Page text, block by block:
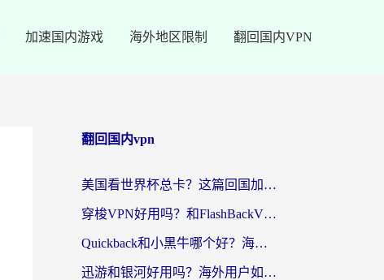
加速国内游戏 海外地区限制 翻回国内VPN
翻回国内vpn
美国看世界杯总卡？这篇回国加速器指南帮你无缝刷国内资源（附苹果手机VPN设置步骤）
穿梭VPN好用吗？和FlashBackVPN对比哪个回国效果更好？
Quickback和小黑牛哪个好？海外党亲测指南，选对回国加速器秒回国内
迅游和银河好用吗？海外用户如何选择回国加速器实现无缝访问国内资源